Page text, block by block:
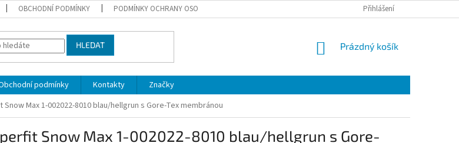
OBCHODNÍ PODMÍNKY PODMÍNKY OCHRANY OSOBNÍCH ÚDAJŮ VÝMĚNA A VRÁCENÍ ZBOŽÍ
Přihlášení
HLEDAT
NÁKUPNÍ
Prázdný košík
podmínky Kontakty
Značky
Max 1-002022-8010 blau/hellgrun s Gore-Tex membránou
Snow Max 1-002022-8010 blau/hellgrun s Gore-